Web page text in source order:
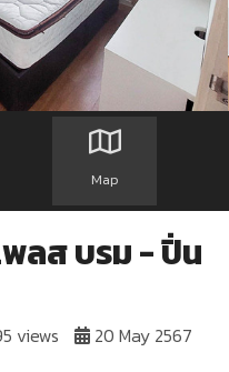
Map
ลส บรม - ปิ่น
views
20 May 2567